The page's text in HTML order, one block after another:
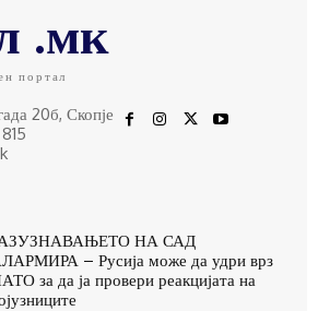
.мк
портал
20б, Скопје
НА САД
– Русија може да удри врз
за да ја провери реакцијата на